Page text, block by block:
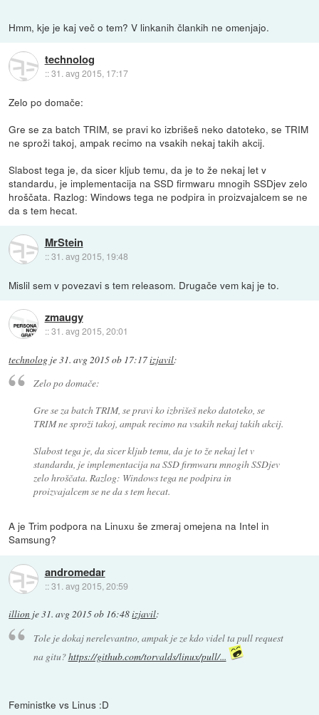
Hmm, kje je kaj več o tem? V linkanih člankih ne omenjajo.
technolog
::31. avg 2015, 17:17
Zelo po domače:
Gre se za batch TRIM, se pravi ko izbrišeš neko datoteko, se TRIM
ne sproži takoj, ampak recimo na vsakih nekaj takih akcij.
Slabost tega je, da sicer kljub temu, da je to že nekaj let v
standardu, je implementacija na SSD firmwaru mnogih SSDjev zelo
hroščata. Razlog: Windows tega ne podpira in proizvajalcem se ne
da s tem hecat.
MrStein
::31. avg 2015, 19:48
Mislil sem v povezavi s tem releasom. Drugače vem kaj je to.
zmaugy
::31. avg 2015, 20:01
technolog je31. avg 2015 ob 17:17izjavil:
Zelo po domače:
Gre se za batch TRIM, se pravi ko izbrišeš neko datoteko, se
TRIM ne sproži takoj, ampak recimo na vsakih nekaj takih akcij.
Slabost tega je, da sicer kljub temu, da je to že nekaj let v
standardu, je implementacija na SSD firmwaru mnogih SSDjev
zelo hroščata. Razlog: Windows tega ne podpira in
proizvajalcem se ne da s tem hecat.
A je Trim podpora na Linuxu še zmeraj omejena na Intel in
Samsung?
andromedar
::31. avg 2015, 20:59
illion je31. avg 2015 ob 16:48izjavil:
Tole je dokaj nerelevantno, ampak je ze kdo videl ta pull request
na gitu?https://github.com/torvalds/linux/pull/...
Feministke vs Linus :D